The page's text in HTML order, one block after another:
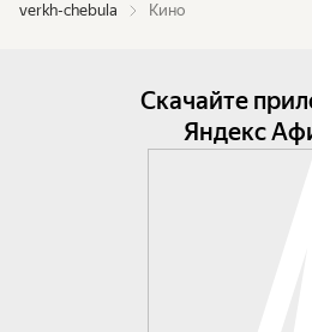
verkh-chebula Кино
Скачайте
Яндекс